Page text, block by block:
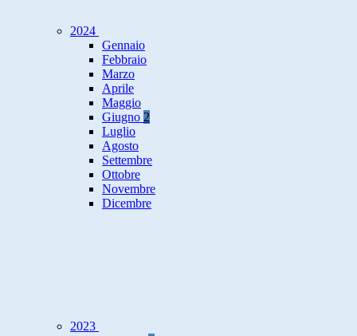
2024
Gennaio
Febbraio
Marzo
Aprile
Maggio
Giugno 2
Luglio
Agosto
Settembre
Ottobre
Novembre
Dicembre
2023